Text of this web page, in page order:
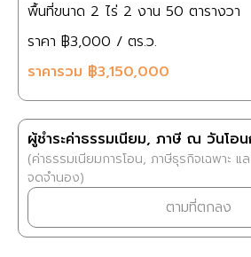
พื้นที่ขนาด 2 ไร่ 2 งาน 50 ตารางวา
ราคา ฿3,000 / ตร.ว.
ราคารวม ฿3,150,000
ผู้ชำระค่าธรรมเนียม, ภาษี ณ วันโอ
(ค่าธรรมเนียมการโอน, ภาษีธุรกิจเฉพาะ แ
จดจำนอง)
ตามที่ตกลง